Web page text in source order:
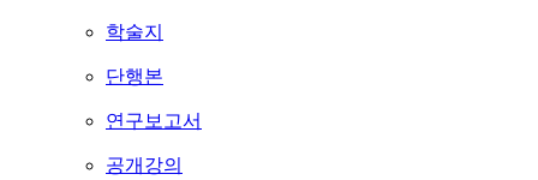
학술지
단행본
연구보고서
공개강의